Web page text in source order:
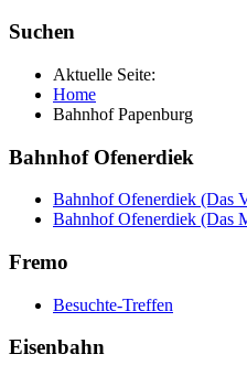
Suchen
Aktuelle Seite:
Home
Bahnhof Papenburg
Bahnhof Ofenerdiek
Bahnhof Ofenerdiek (Das
Bahnhof Ofenerdiek (Das
Fremo
Besuchte-Treffen
Eisenbahn